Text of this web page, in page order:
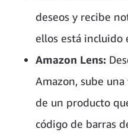
deseos y recibe
ellos está incluido
Amazon Lens:
Amazon, sube
de un producto
código de barras